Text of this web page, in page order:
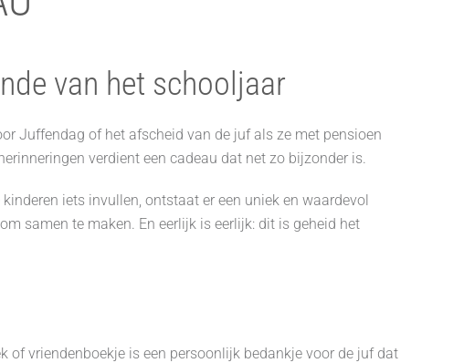
van het schooljaar
Juffendag of het afscheid van de juf als ze met pensioen
verdient een cadeau dat net zo bijzonder is.
iets invullen, ontstaat er een uniek en waardevol
samen te maken. En eerlijk is eerlijk: dit is geheid het
of vriendenboekje is een persoonlijk bedankje voor de juf dat